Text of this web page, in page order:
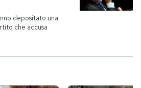
depositato una
che accusa